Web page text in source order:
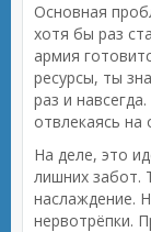
Основная
хотя бы раз
армия
ресурсы, ты
раз и
отвлекаясь на
На деле, это
лишних забот.
наслаждение.
нервотрёпки.